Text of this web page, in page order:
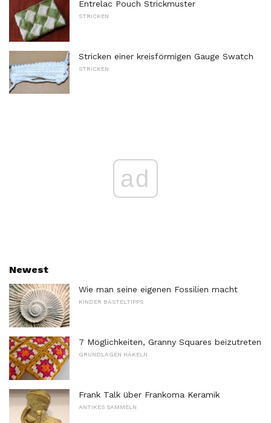
Entrelac Pouch Strickmuster
STRICKEN
Stricken einer kreisförmigen Gauge Swatch
STRICKEN
ad
Newest
Wie man seine eigenen Fossilien macht
KINDER BASTELTIPPS
7 Möglichkeiten, Granny Squares beizutreten
GRUNDLAGEN HÄKELN
Frank Talk über Frankoma Keramik
ANTIKES SAMMELN